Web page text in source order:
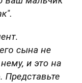
сына не
и это на